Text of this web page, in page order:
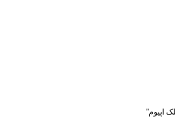
اپیوم”